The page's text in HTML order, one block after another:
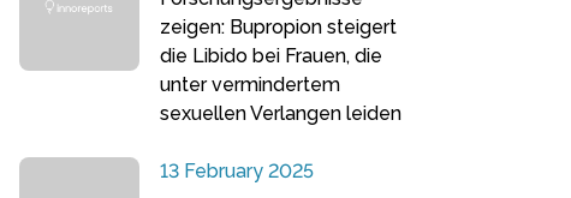
zeigen: Bupropion steigert
die Libido bei Frauen, die
unter vermindertem
sexuellen Verlangen leiden
13 February 2025